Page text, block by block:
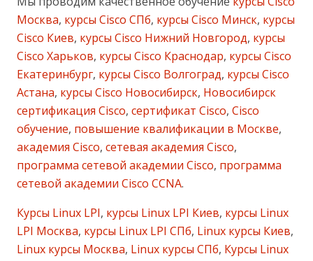
Москва, курсы Cisco СПб, курсы Cisco Минск, курсы
Cisco Киев, курсы Cisco Нижний Новгород, курсы
Cisco Харьков, курсы Cisco Краснодар, курсы Cisco
Екатеринбург, курсы Cisco Волгоград, курсы Cisco
Астана, курсы Cisco Новосибирск, Новосибирск
сертификация Cisco, сертификат Cisco, Cisco
обучение, повышение квалификации в Москве,
академия Cisco, сетевая академия Cisco,
программа сетевой академии Cisco, программа
сетевой академии Cisco CCNA.
Курсы Linux LPI, курсы Linux LPI Киев, курсы Linux
LPI Москва, курсы Linux LPI СПб, Linux курсы Киев,
Linux курсы Москва, Linux курсы СПб, Курсы Linux